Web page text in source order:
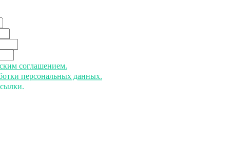
соглашением.
персональных данных.